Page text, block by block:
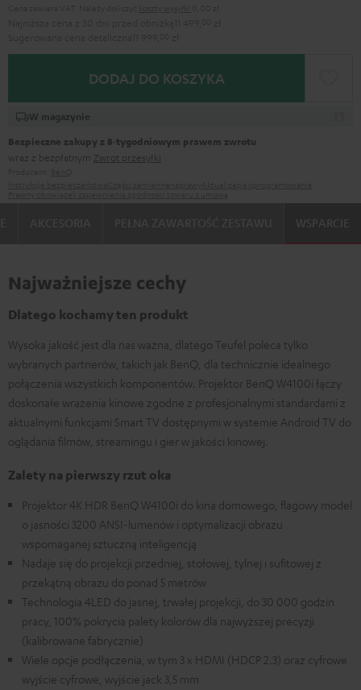
DODAJ DO KOSZYKA
W magazynie
Bezpieczne zakupy z 8‑tygodniowym prawem zwrotu
wraz z bezpłatnym Zwrot przesyłki
WSPARCIE
Najważniejsze cechy
Dlatego kochamy ten produkt
Wysoka jakość jest dla nas ważna, dlatego Teufel poleca tylko
wybranych partnerów, takich jak BenQ, dla technicznie idealnego
połączenia wszystkich komponentów. Projektor BenQ W4100i łączy
doskonałe wrażenia kinowe zgodne z profesjonalnymi standardami z
aktualnymi funkcjami Smart TV dostępnymi w systemie Android TV do
oglądania filmów, streamingu i gier w jakości kinowej.
Zalety na pierwszy rzut oka
Projektor 4K HDR BenQ W4100i do kina domowego, flagowy model
o jasności 3200 ANSI-lumenów i optymalizacji obrazu
wspomaganej sztuczną inteligencją
Nadaje się do projekcji przedniej, stołowej, tylnej i sufitowej z
przekątną obrazu do ponad 5 metrów
Technologia 4LED do jasnej, trwałej projekcji, do 30 000 godzin
pracy, 100% pokrycia palety kolorów dla najwyższej precyzji
(kalibrowane fabrycznie)
Wiele opcje podłączenia, w tym 3 x HDMI (HDCP 2.3) oraz cyfrowe
wyjście cyfrowe, wyjście jack 3,5 mm